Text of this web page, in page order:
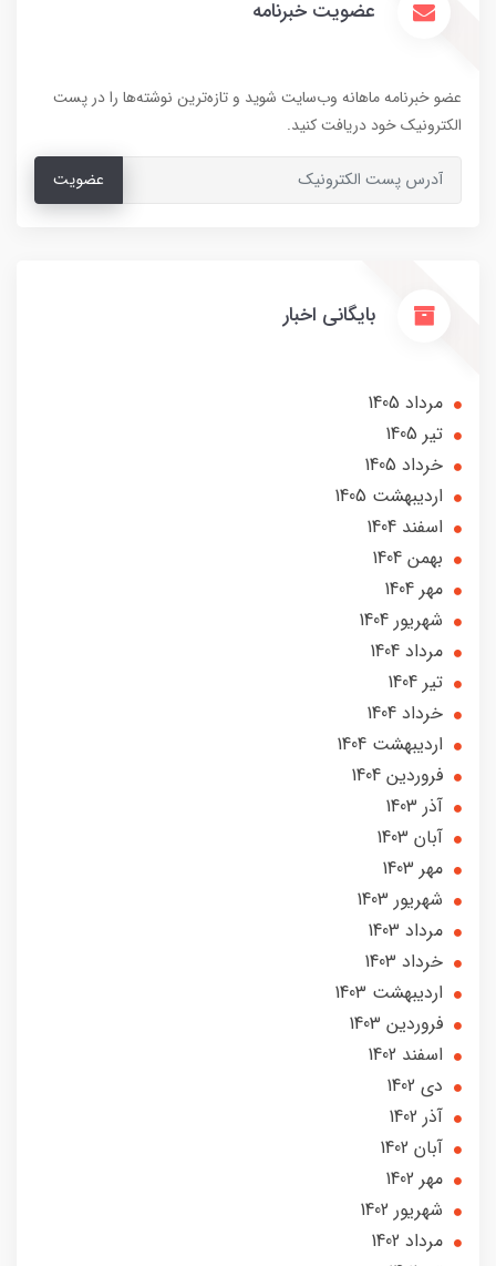
عضویت خبرنامه
عضو خبرنامه ماهانه وب‌سایت شوید و تازه‌ترین نوشته‌ها را در پست
الکترونیک خود دریافت کنید.
عضویت
بایگانی اخبار
مرداد 1405
تير 1405
خرداد 1405
ارديبهشت 1405
اسفند 1404
بهمن 1404
مهر 1404
شهریور 1404
مرداد 1404
تير 1404
خرداد 1404
ارديبهشت 1404
فروردین 1404
آذر 1403
آبان 1403
مهر 1403
شهریور 1403
مرداد 1403
خرداد 1403
ارديبهشت 1403
فروردین 1403
اسفند 1402
دی 1402
آذر 1402
آبان 1402
مهر 1402
شهریور 1402
مرداد 1402